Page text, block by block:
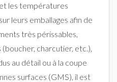
les températures
leurs emballages afin de
très périssables,
charcutier, etc.),
au détail ou à la coupe
surfaces (GMS), il est